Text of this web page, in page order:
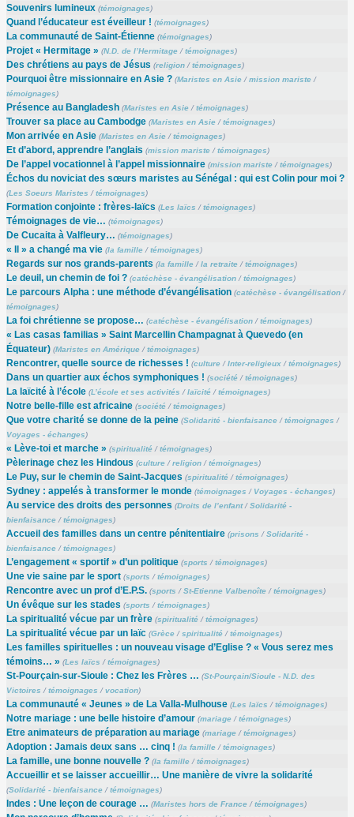
Souvenirs lumineux (témoignages)
Quand l’éducateur est éveilleur ! (témoignages)
La communauté de Saint-Étienne (témoignages)
Projet « Hermitage » (N.D. de l’Hermitage/témoignages)
Des chrétiens au pays de Jésus (religion/témoignages)
Pourquoi être missionnaire en Asie ? (Maristes en Asie/mission mariste/
témoignages)
Présence au Bangladesh (Maristes en Asie/témoignages)
Trouver sa place au Cambodge (Maristes en Asie/témoignages)
Mon arrivée en Asie (Maristes en Asie/témoignages)
Et d’abord, apprendre l’anglais (mission mariste/témoignages)
De l’appel vocationnel à l’appel missionnaire (mission mariste/témoignages)
Échos du noviciat des sœurs maristes au Sénégal : qui est Colin pour moi ?
(Les Soeurs Maristes /témoignages)
Formation conjointe : frères-laïcs (Les laïcs /témoignages)
Témoignages de vie… (témoignages)
De Cucaita à Valfleury… (témoignages)
« Il » a changé ma vie (la famille/témoignages)
Regards sur nos grands-parents (la famille/la retraite/témoignages)
Le deuil, un chemin de foi ? (catéchèse - évangélisation/témoignages)
Le parcours Alpha : une méthode d’évangélisation (catéchèse - évangélisation/
témoignages)
La foi chrétienne se propose… (catéchèse - évangélisation/témoignages)
« Las casas familias » Saint Marcellin Champagnat à Quevedo (en
Équateur) (Maristes en Amérique/témoignages)
Rencontrer, quelle source de richesses ! (culture/Inter-religieux/témoignages)
Dans un quartier aux échos symphoniques ! (société/témoignages)
La laïcité à l’école (L’école et ses activités /laïcité/témoignages)
Notre belle-fille est africaine (société/témoignages)
Que votre charité se donne de la peine (Solidarité - bienfaisance/témoignages /
Voyages - échanges)
« Lève-toi et marche » (spiritualité/témoignages)
Pèlerinage chez les Hindous (culture/religion/témoignages)
Le Puy, sur le chemin de Saint-Jacques (spiritualité/témoignages)
Sydney : appelés à transformer le monde (témoignages / Voyages - échanges)
Au service des droits des personnes (Droits de l’enfant/Solidarité -
bienfaisance/témoignages)
Accueil des familles dans un centre pénitentiaire (prisons /Solidarité -
bienfaisance/témoignages)
L’engagement « sportif » d’un politique (sports /témoignages)
Une vie saine par le sport (sports /témoignages)
Rencontre avec un prof d’E.P.S. (sports /St-Etienne Valbenoîte/témoignages)
Un évêque sur les stades (sports /témoignages)
La spiritualité vécue par un frère (spiritualité/témoignages)
La spiritualité vécue par un laïc (Grèce/spiritualité/témoignages)
Les familles spirituelles : un nouveau visage d’Eglise ? « Vous serez mes
témoins… » (Les laïcs /témoignages)
St-Pourçain-sur-Sioule : Chez les Frères … (St-Pourçain/Sioule - N.D. des
Victoires /témoignages /vocation)
La communauté « Jeunes » de La Valla-Mulhouse (Les laïcs /témoignages)
Notre mariage : une belle histoire d’amour (mariage/témoignages)
Etre animateurs de préparation au mariage (mariage/témoignages)
Adoption : Jamais deux sans … cinq ! (la famille/témoignages)
La famille, une bonne nouvelle ? (la famille/témoignages)
Accueillir et se laisser accueillir… Une manière de vivre la solidarité
(Solidarité - bienfaisance/témoignages)
Indes : Une leçon de courage … (Maristes hors de France/témoignages)